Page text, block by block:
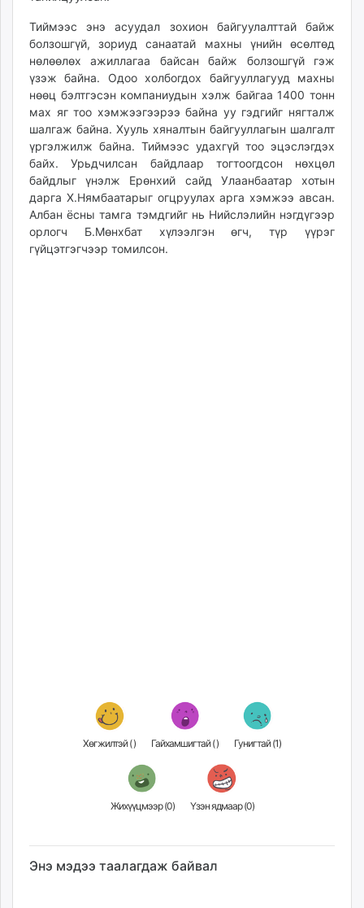
Тиймээс энэ асуудал зохион байгуулалттай байж
болзошгүй, зориуд санаатай махны үнийн өсөлтөд
нөлөөлөх ажиллагаа байсан байж болзошгүй гэж
үзэж байна. Одоо холбогдох байгууллагууд махны
нөөц бэлтгэсэн компаниудын хэлж байгаа 1400 тонн
мах яг тоо хэмжээгээрээ байна уу гэдгийг нягталж
шалгаж байна. Хууль хяналтын байгууллагын шалгалт
үргэлжилж байна. Тиймээс удахгүй тоо эцэслэгдэх
байх. Урьдчилсан байдлаар тогтоогдсон нөхцөл
байдлыг үнэлж Ерөнхий сайд Улаанбаатар хотын
дарга Х.Нямбаатарыг огцруулах арга хэмжээ авсан.
Албан ёсны тамга тэмдгийг нь Нийслэлийн нэгдүгээр
орлогч Б.Мөнхбат хүлээлгэн өгч, түр үүрэг
гүйцэтгэгчээр томилсон.
Хөгжилтэй () Гайхамшигтай () Гунигтай (1)
Жихүүцмээр (0) Үзэн ядмаар (0)
Энэ мэдээ таалагдаж байвал